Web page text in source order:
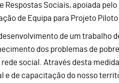
Respostas Sociais, apoiada pelo
de Equipa para Projeto Piloto.
de um trabalho
dos problemas de
social. Através desta
e de capacitação do nosso